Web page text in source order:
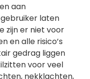
aan
laten
zijn er niet voor
en alle risico’s
gedrag liggen
voor veel
nekklachten,